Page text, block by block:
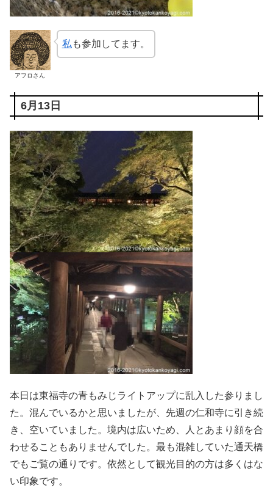
アフロさん
私 も参加してます。
6月13日
本日は東福寺の青もみじライトアップに乱入した参りまし
た。混んでいるかと思いましたが、先週の仁和寺に引き続
き、空いていました。境内は広いため、人とあまり顔を合
わせることもありませんでした。最も混雑していた通天橋
でもご覧の通りです。依然として観光目的の方は多くはな
い印象です。